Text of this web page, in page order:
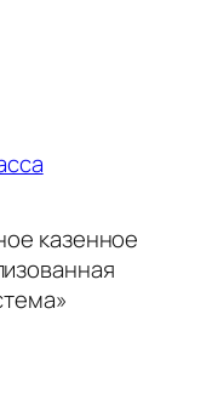
казенное